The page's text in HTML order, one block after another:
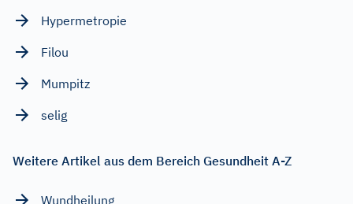
Hypermetropie
Filou
Mumpitz
selig
Weitere Artikel aus dem Bereich Gesundheit A-Z
Wundheilung